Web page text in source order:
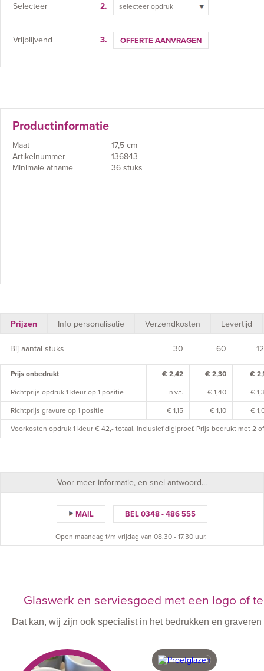
Selecteer 2. selecteer opdruk
Vrijblijvend 3. OFFERTE AANVRAGEN
Productinformatie
Maat
17,5 cm
Artikelnummer
136843
Minimale afname
36 stuks
Prijzen Info personalisatie Verzendkosten Levertijd
Bij aantal stuks 30 60
Prijs onbedrukt € 2,42 € 2,30 €
Richtprijs opdruk 1 kleur op 1 positie n.v.t. € 1,40 €
Richtprijs gravure op 1 positie € 1,15 € 1,10 €
Voorkosten opdruk 1 kleur € 42,- totaal, inclusief digiproef. Prijs bedrukt met 2
Voor meer informatie, en snel antwoord...
MAIL BEL 0348 - 486 555
Open maandag t/m vrijdag van 08.30 - 17.30 uur.
Glaswerk en serviesgoed met een logo of
Dat kan, wij zijn ook specialist in het bedrukken en